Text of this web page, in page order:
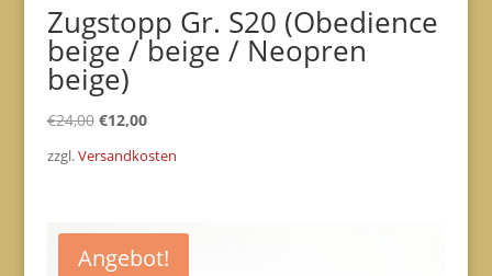
Zugstopp Gr. S20 (Obedience
beige / beige / Neopren
beige)
€24,00 Ursprünglicher
€12,00Aktueller
zzgl.Versandkosten
Angebot!